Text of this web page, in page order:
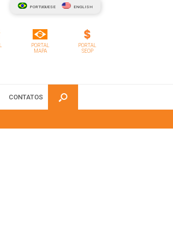
PORTUGUESE ENGLISH
PORTAL
MAPA
PORTAL
SEOP
CONTATOS